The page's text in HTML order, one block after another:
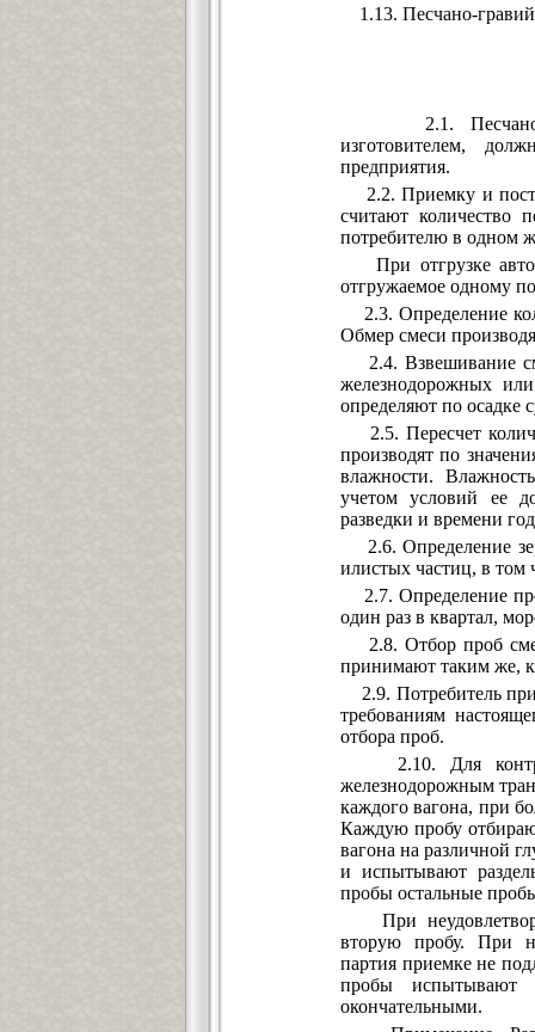
1.13. Песчано-
2.1. Песчано-
изготовителем,
предприятия.
2.2. Приемку и
считают количество
потребителю в одном
При отгрузке
отгружаемое одному
2.3. Определение
Обмер смеси
2.4. Взвешивание
железнодорожных
определяют по осадке
2.5. Пересчет
производят по
влажности.
учетом условий ее
разведки и времени
2.6. Определение
илистых частиц, в том
2.7. Определение
один раз в квартал,
2.8. Отбор проб
принимают таким же,
2.9. Потребитель при
требованиям
отбора проб.
2.10. Для
железнодорожным
каждого вагона, при
Каждую пробу
вагона на различной
и испытывают
пробы остальные
При
вторую пробу. При
партия приемке не
пробы испытывают
окончательными.